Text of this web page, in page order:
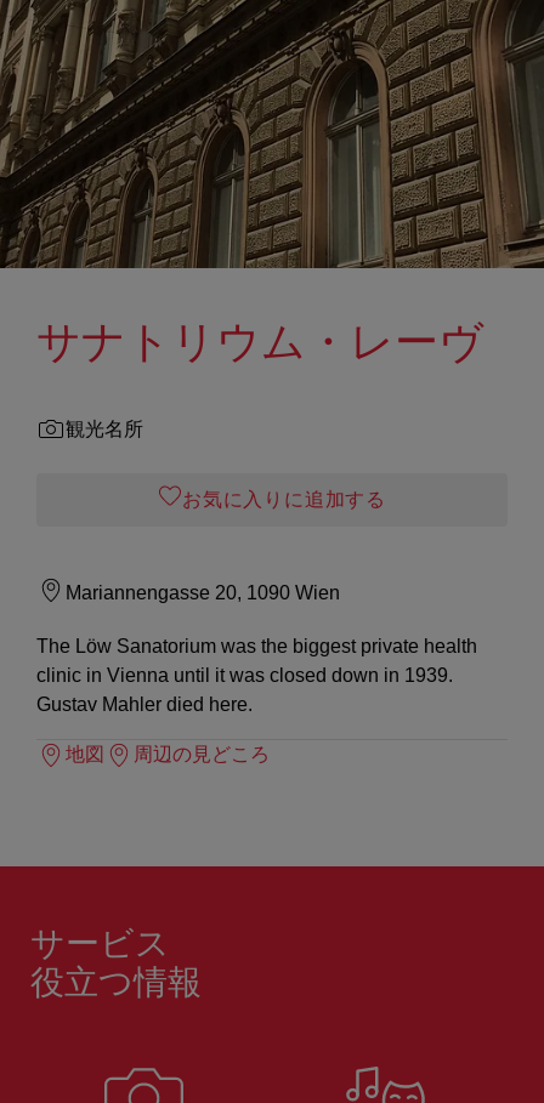
サナトリウム・レーヴ
観光名所
お気に入りに追加する
Mariannengasse 20, 1090 Wien
The Löw Sanatorium was the biggest private health
clinic in Vienna until it was closed down in 1939.
Gustav Mahler died here.
地図 周辺の見どころ
サービス
役立つ情報